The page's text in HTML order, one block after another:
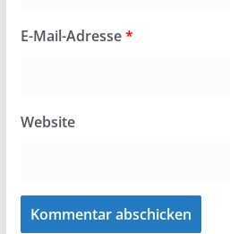
E-Mail-Adresse*
Website